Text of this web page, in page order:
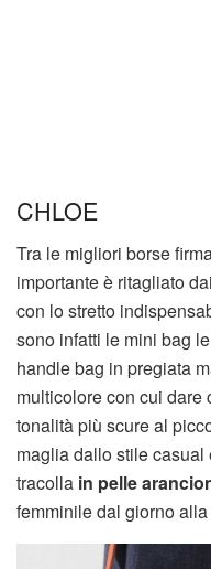
CHLOE
Tra le migliori borse
importante è ritagliato
con lo stretto
sono infatti le mini bag
handle bag in pregiata
multicolore con cui
tonalità più scure al
maglia dallo stile
tracolla in pelle
femminile dal giorno alla